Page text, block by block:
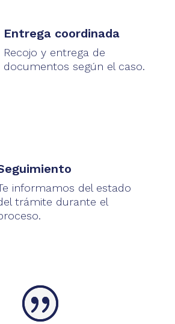
Entrega coordinada
Recojo y entrega de
documentos según el caso.
informamos del estado
trámite durante el